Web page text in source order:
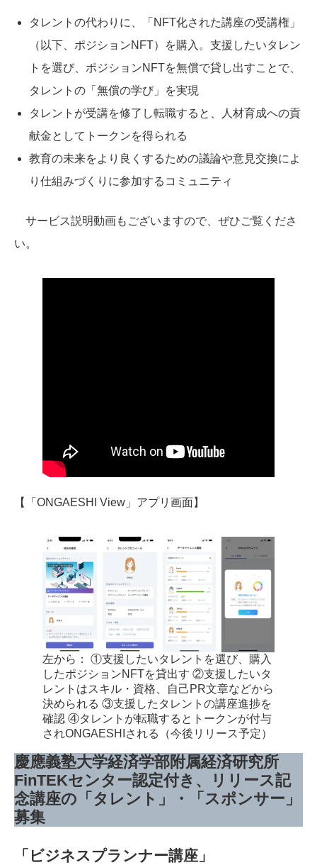
タレントの代わりに、「NFT化された講座の受講権」
（以下、ポジションNFT）を購入。支援したいタレン
トを選び、ポジションNFTを無償で貸し出すことで、
タレントの「無償の学び」を実現
タレントが受講を修了し転職すると、人材育成への貢
献金としてトークンを得られる
教育の未来をより良くするための議論や意見交換によ
り仕組みづくりに参加するコミュニティ
サービス説明動画もございますので、ぜひご覧くださ
い。
【「ONGAESHI View」アプリ画面】
左から： ①支援したいタレントを選び、購入
したポジションNFTを貸出す ②支援したいタ
レントはスキル・資格、自己PR文章などから
決められる ③支援したタレントの講座進捗を
確認 ④タレントが転職するとトークンが付与
されONGAESHIされる（今後リリース予定）
慶應義塾大学経済学部附属経済研究所
FinTEKセンター認定付き、リリース記
念講座の「タレント」・「スポンサー」
募集
「ビジネスプランナー講座」